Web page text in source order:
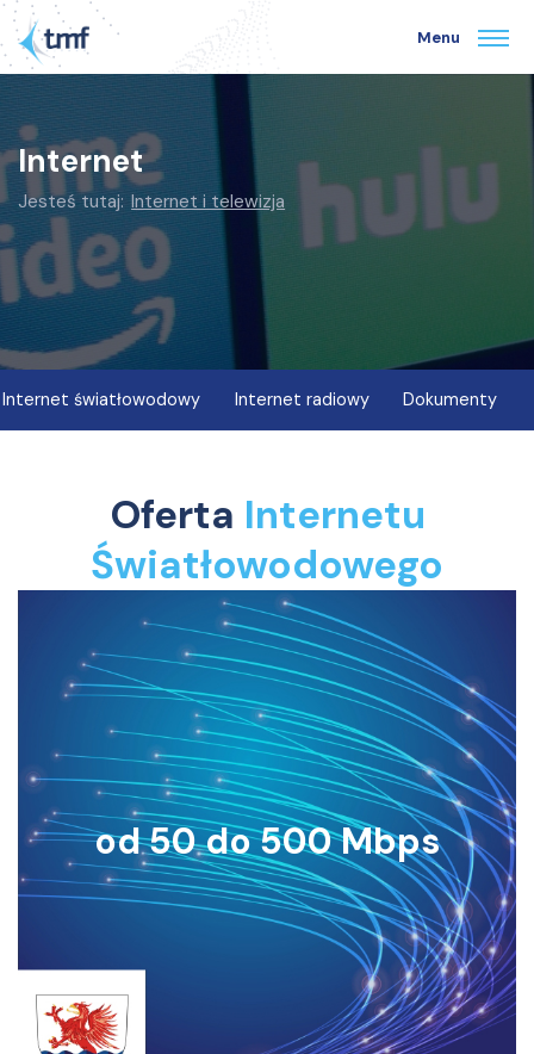
Menu
Internet
Jesteś tutaj: Internet i telewizja
Internet światłowodowy Internet radiowy Dokumenty
Oferta Internetu
Światłowodowego
od 50 do 500 Mbps